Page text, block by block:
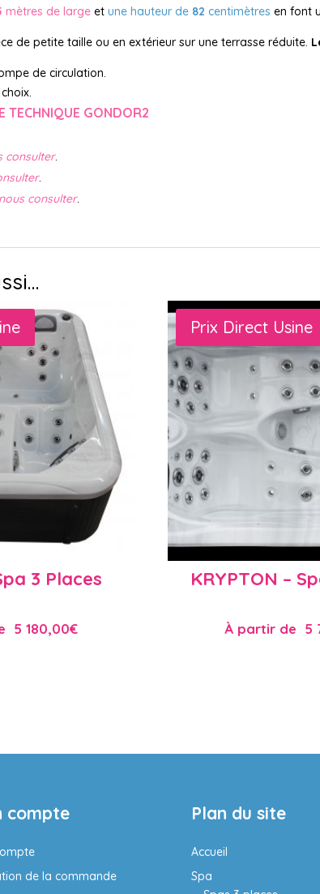
mètres de large et une hauteur de 82 centimètres en font
de petite taille ou en extérieur sur une terrasse réduite.
de circulation.
TECHNIQUE GONDOR2
consulter.
.
nous consulter.
3 Places
5 180,00€
Prix Direct Usine
KRYPTON –
À partir de 5
compte
de la commande
Plan du site
Accueil
Spa